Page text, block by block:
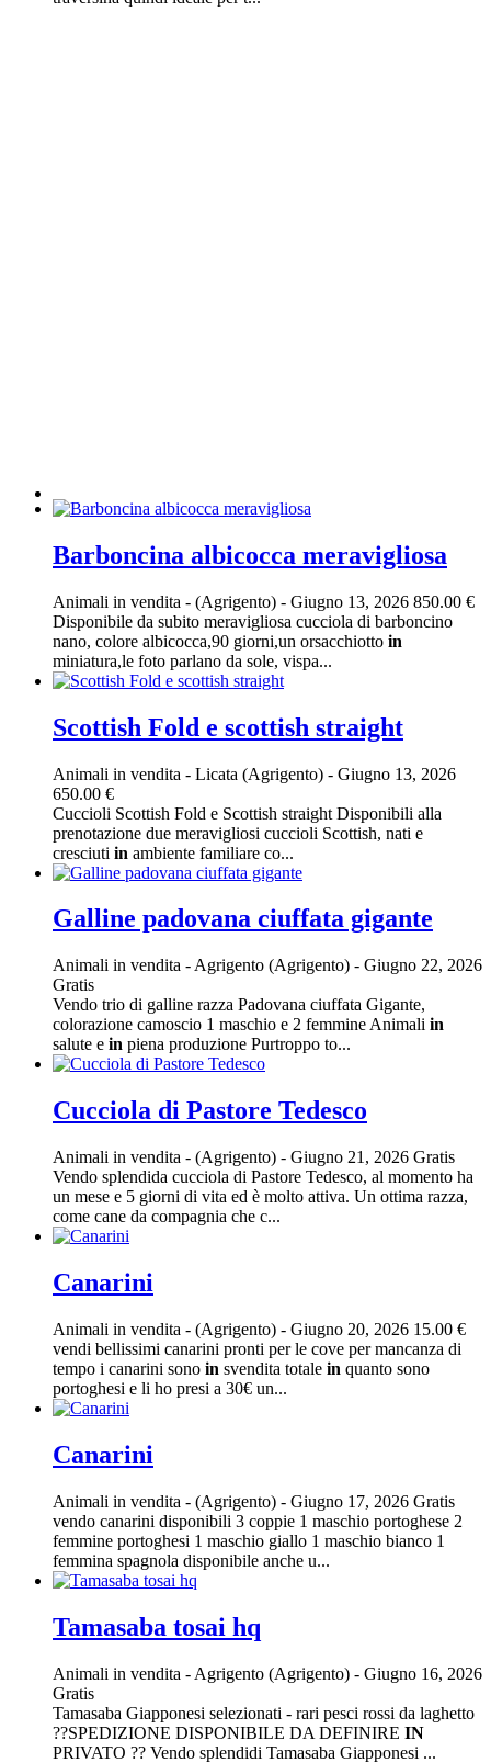
Barboncina albicocca meravigliosa
Animali in vendita - (Agrigento) - Giugno 13, 2026 850.00 €
Disponibile da subito meravigliosa cucciola di barboncino
nano, colore albicocca,90 giorni,un orsacchiotto in
miniatura,le foto parlano da sole, vispa...
Scottish Fold e scottish straight
Animali in vendita - Licata (Agrigento) - Giugno 13, 2026
650.00 €
Cuccioli Scottish Fold e Scottish straight Disponibili alla
prenotazione due meravigliosi cuccioli Scottish, nati e
cresciuti in ambiente familiare co...
Galline padovana ciuffata gigante
Animali in vendita - Agrigento (Agrigento) - Giugno 22, 2026
Gratis
Vendo trio di galline razza Padovana ciuffata Gigante,
colorazione camoscio 1 maschio e 2 femmine Animali in
salute e in piena produzione Purtroppo to...
Cucciola di Pastore Tedesco
Animali in vendita - (Agrigento) - Giugno 21, 2026 Gratis
Vendo splendida cucciola di Pastore Tedesco, al momento ha
un mese e 5 giorni di vita ed è molto attiva. Un ottima razza,
come cane da compagnia che c...
Canarini
Animali in vendita - (Agrigento) - Giugno 20, 2026 15.00 €
vendi bellissimi canarini pronti per le cove per mancanza di
tempo i canarini sono in svendita totale in quanto sono
portoghesi e li ho presi a 30€ un...
Canarini
Animali in vendita - (Agrigento) - Giugno 17, 2026 Gratis
vendo canarini disponibili 3 coppie 1 maschio portoghese 2
femmine portoghesi 1 maschio giallo 1 maschio bianco 1
femmina spagnola disponibile anche u...
Tamasaba tosai hq
Animali in vendita - Agrigento (Agrigento) - Giugno 16, 2026
Gratis
Tamasaba Giapponesi selezionati - rari pesci rossi da laghetto
??SPEDIZIONE DISPONIBILE DA DEFINIRE IN
PRIVATO ?? Vendo splendidi Tamasaba Giapponesi ...